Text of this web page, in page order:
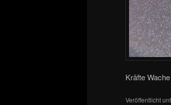
Kräfte
Veröffentlicht